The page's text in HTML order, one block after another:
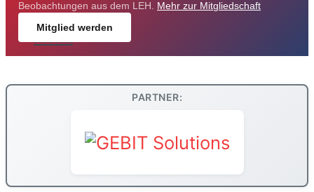
Menü
Beobachtungen aus dem LEH. Mehr zur Mitgliedschaft
Mitglied werden
PARTNER: